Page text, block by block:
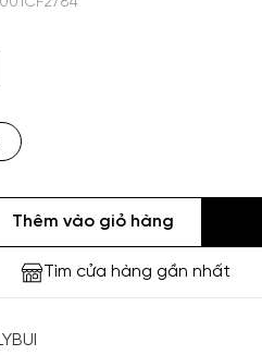
Thêm vào giỏ hàng
Tìm cửa hàng gần nhất